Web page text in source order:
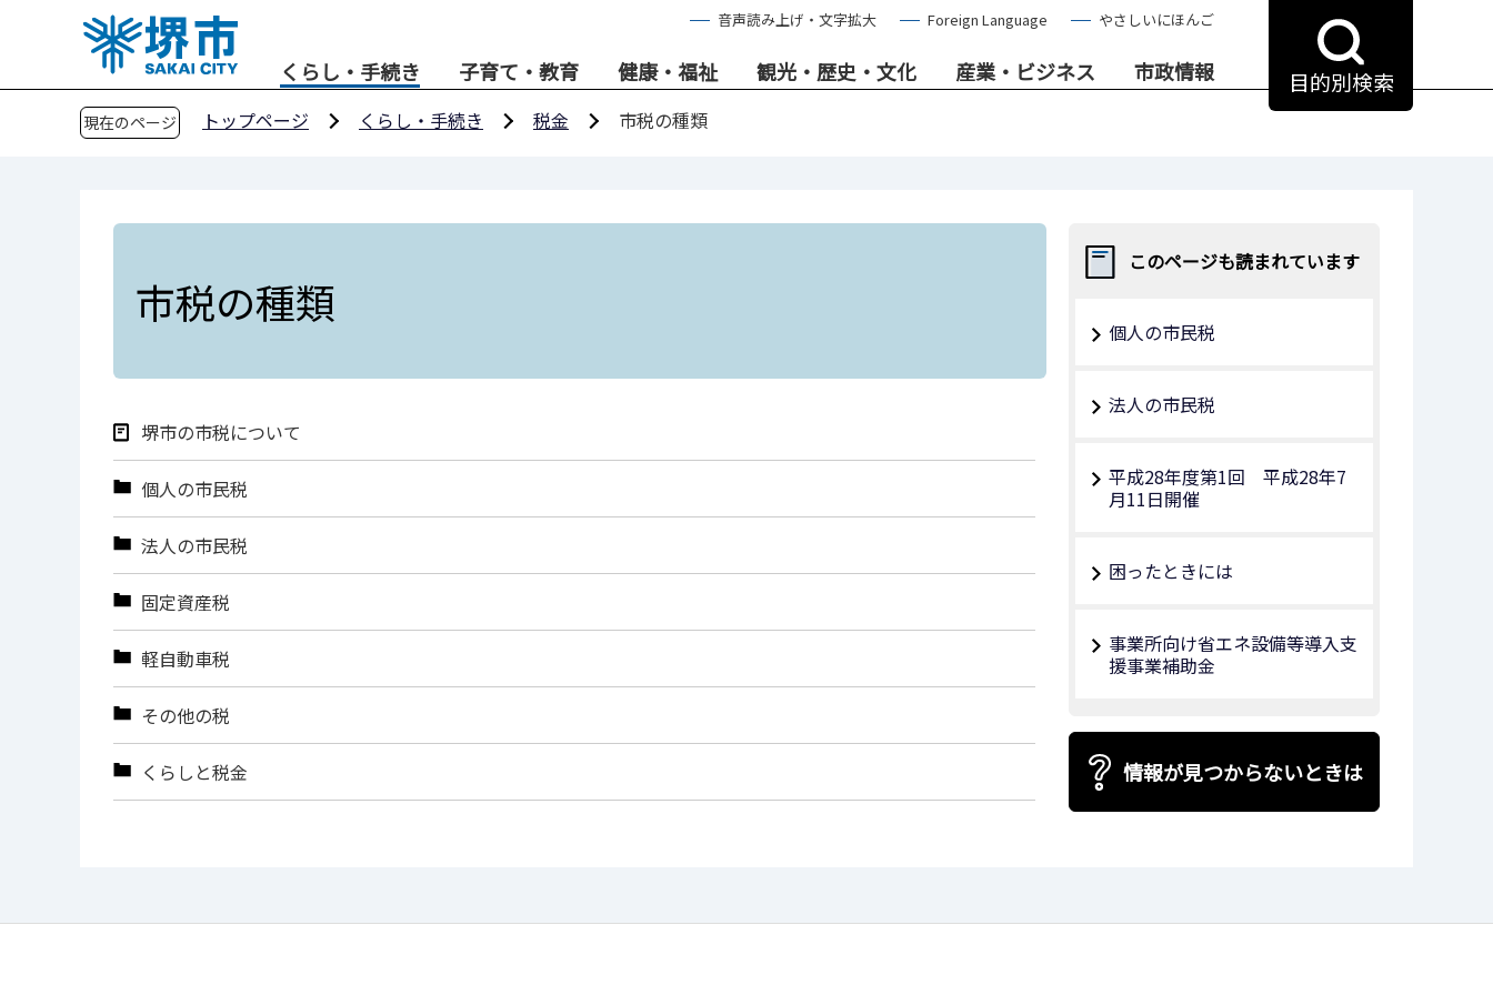
音声読み上げ・文字拡大 Foreign Language やさしいにほんご
くらし・手続き 子育て・教育 健康・福祉 観光・歴史・文化 産業・ビジネス 市政情報 目的別検索
現在のページ トップページ くらし・手続き 税金 市税の種類
市税の種類
堺市の市税について
個人の市民税
法人の市民税
固定資産税
軽自動車税
その他の税
くらしと税金
このページも読まれています
個人の市民税
法人の市民税
平成28年度第1回 平成28年7
月11日開催
困ったときには
事業所向け省エネ設備等導入支
援事業補助金
情報が見つからないときは